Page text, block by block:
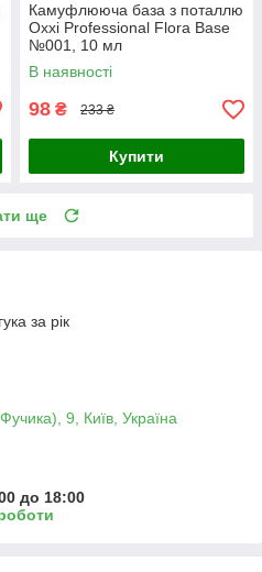
Камуфлююча база з поталлю
Oxxi Professional Flora Base
№001, 10 мл
В наявності
98 ₴ 233 ₴
Купити
ще
за рік
9, Київ, Україна
до 18:00